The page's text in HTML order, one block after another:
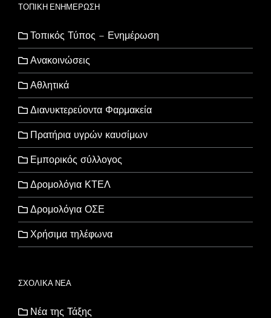
ΤΟΠΙΚΗ ΕΝΗΜΕΡΩΣΗ
Τοπικός Τύπος – Ενημέρωση
Ανακοινώσεις
Αθλητικά
Διανυκτερεύοντα Φαρμακεία
Πρατήρια υγρών καυσίμων
Εμπορικός σύλλογος
Δρομολόγια ΚΤΕΛ
Δρομολόγια ΟΣΕ
Χρήσιμα τηλέφωνα
ΣΧΟΛΙΚΑ ΝΕΑ
Νέα της Τάξης